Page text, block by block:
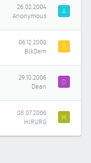
26.02.2004
Anonymous
A
06.12.2008
BlkDem
B
29.10.2006
Dean
D
08.07.2006
HIRURG
H